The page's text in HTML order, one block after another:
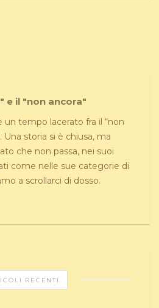
e il "non ancora"
un tempo lacerato fra il “non
Una storia si è chiusa, ma
che non passa, nei suoi
come nelle sue categorie di
a scrollarci di dosso.
RECENTI